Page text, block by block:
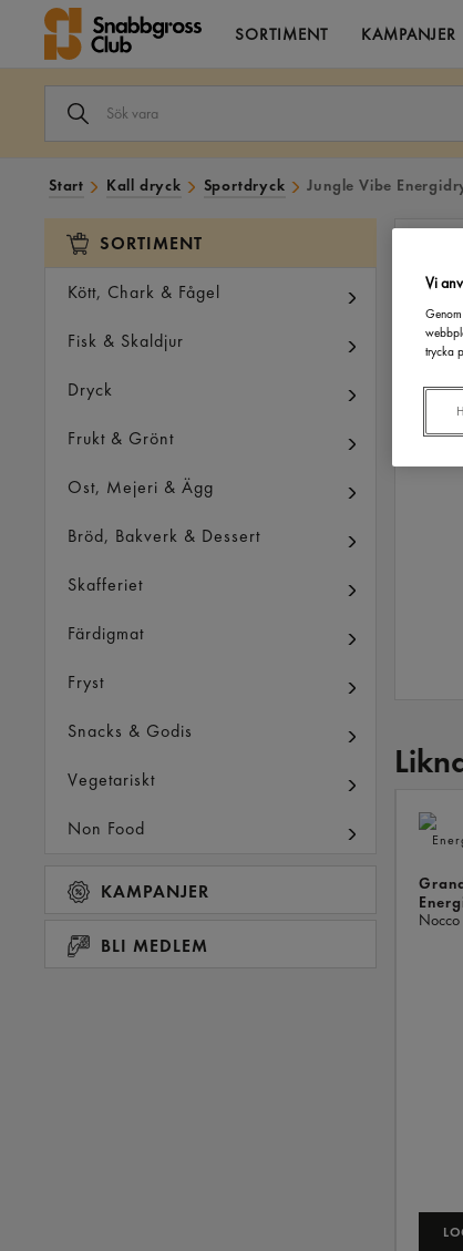
SORTIMENT KAMPANJER
VARA
Start Kall dryck Sportdryck Jungle Vibe
SORTIMENT
Kött, Chark & Fågel
Fisk & Skaldjur
Dryck
Frukt & Grönt
Ost, Mejeri & Ägg
Bröd, Bakverk & Dessert
Skafferiet
Färdigmat
Fryst
Snacks & Godis
Vegetariskt
Non Food
KAMPANJER
BLI MEDLEM
Nocco
Vi
trycka